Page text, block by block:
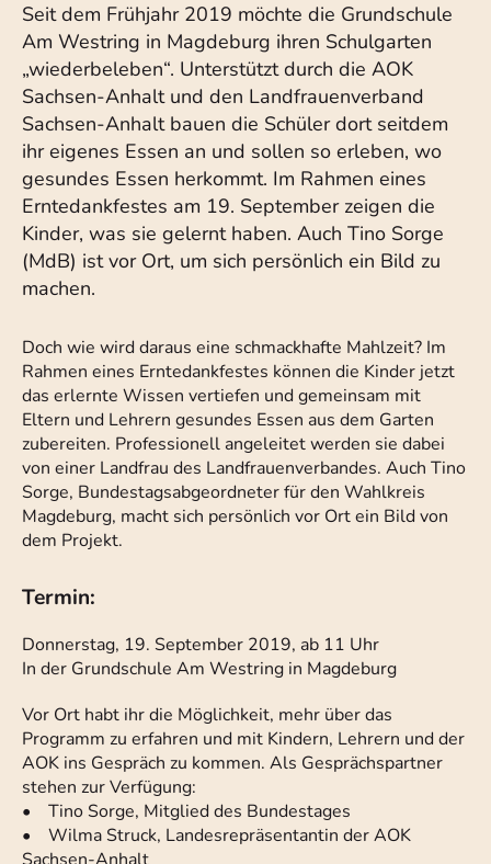
Seit dem Frühjahr 2019 möchte die Grundschule
Am Westring in Magdeburg ihren Schulgarten
„wiederbeleben“. Unterstützt durch die AOK
Sachsen-Anhalt und den Landfrauenverband
Sachsen-Anhalt bauen die Schüler dort seitdem
ihr eigenes Essen an und sollen so erleben, wo
gesundes Essen herkommt. Im Rahmen eines
Erntedankfestes am 19. September zeigen die
Kinder, was sie gelernt haben. Auch Tino Sorge
(MdB) ist vor Ort, um sich persönlich ein Bild zu
machen.
Doch wie wird daraus eine schmackhafte Mahlzeit? Im
Rahmen eines Erntedankfestes können die Kinder jetzt
das erlernte Wissen vertiefen und gemeinsam mit
Eltern und Lehrern gesundes Essen aus dem Garten
zubereiten. Professionell angeleitet werden sie dabei
von einer Landfrau des Landfrauenverbandes. Auch Tino
Sorge, Bundestagsabgeordneter für den Wahlkreis
Magdeburg, macht sich persönlich vor Ort ein Bild von
dem Projekt.
Termin:
Donnerstag, 19. September 2019, ab 11 Uhr
In der Grundschule Am Westring in Magdeburg
Vor Ort habt ihr die Möglichkeit, mehr über das
Programm zu erfahren und mit Kindern, Lehrern und der
AOK ins Gespräch zu kommen. Als Gesprächspartner
stehen zur Verfügung:
• Tino Sorge, Mitglied des Bundestages
• Wilma Struck, Landesrepräsentantin der AOK